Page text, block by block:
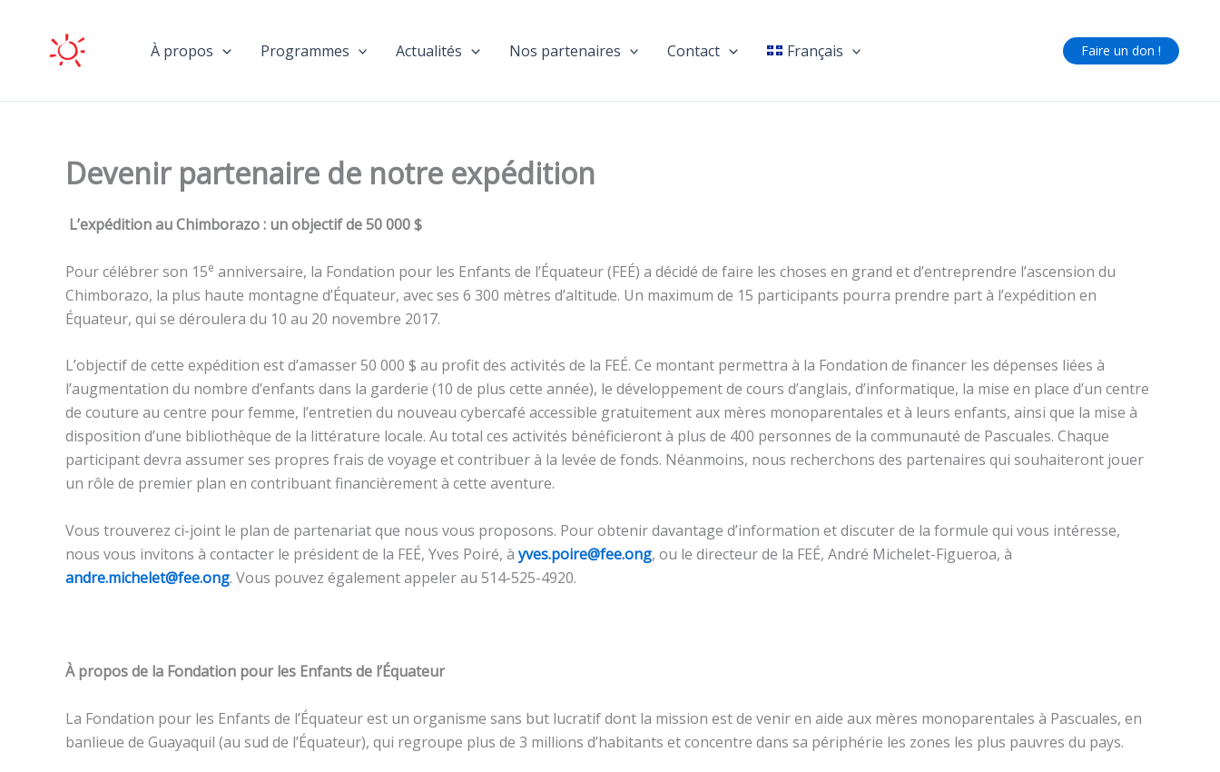
contenu
À propos Programmes Actualités Nos partenaires Contact Français Faire un don !
Devenir partenaire de notre expédition
L’expédition au Chimborazo : un objectif de 50 000 $
Pour célébrer son 15e anniversaire, la Fondation pour les Enfants de l’Équateur (FEÉ) a décidé de faire les choses en grand et d’entreprendre l’ascension du
Chimborazo, la plus haute montagne d’Équateur, avec ses 6 300 mètres d’altitude. Un maximum de 15 participants pourra prendre part à l’expédition en
Équateur, qui se déroulera du 10 au 20 novembre 2017.
L’objectif de cette expédition est d’amasser 50 000 $ au profit des activités de la FEÉ. Ce montant permettra à la Fondation de financer les dépenses liées à
l’augmentation du nombre d’enfants dans la garderie (10 de plus cette année), le développement de cours d’anglais, d’informatique, la mise en place d’un centre
de couture au centre pour femme, l’entretien du nouveau cybercafé accessible gratuitement aux mères monoparentales et à leurs enfants, ainsi que la mise à
disposition d’une bibliothèque de la littérature locale. Au total ces activités bénéficieront à plus de 400 personnes de la communauté de Pascuales. Chaque
participant devra assumer ses propres frais de voyage et contribuer à la levée de fonds. Néanmoins, nous recherchons des partenaires qui souhaiteront jouer
un rôle de premier plan en contribuant financièrement à cette aventure.
Vous trouverez ci-joint le plan de partenariat que nous vous proposons. Pour obtenir davantage d’information et discuter de la formule qui vous intéresse,
nous vous invitons à contacter le président de la FEÉ, Yves Poiré, àyves.poire@fee.ong, ou le directeur de la FEÉ, André Michelet-Figueroa, à
andre.michelet@fee.ong. Vous pouvez également appeler au 514-525-4920.
À propos de la Fondation pour les Enfants de l’Équateur
La Fondation pour les Enfants de l’Équateur est un organisme sans but lucratif dont la mission est de venir en aide aux mères monoparentales à Pascuales, en
banlieue de Guayaquil (au sud de l’Équateur), qui regroupe plus de 3 millions d’habitants et concentre dans sa périphérie les zones les plus pauvres du pays.